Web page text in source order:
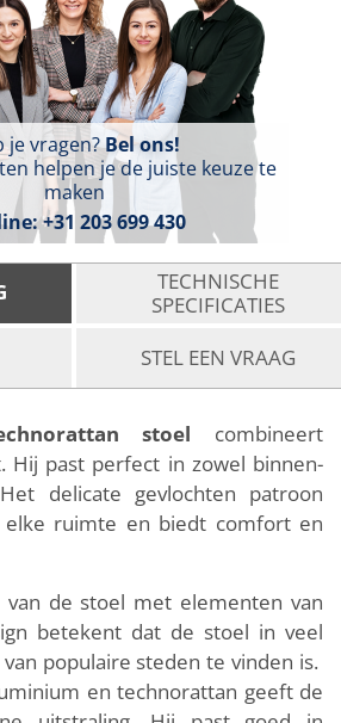
je vragen?Bel ons!
helpen je de juiste keuze te
maken
+31 203 699 430
TECHNISCHE
SPECIFICATIES
STEL EEN VRAAG
stoel combineert
Hij past perfect in zowel binnen-
delicate gevlochten patroon
elke ruimte en biedt comfort en
van de stoel met elementen van
betekent dat de stoel in veel
populaire steden te vinden is.
en technorattan geeft de